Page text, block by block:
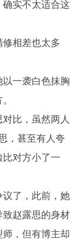
实不太适合这
相差也太多
一袭白色抹胸
比，虽然两人
，甚至有人夸
对方小了一
了，此前，她
赵露思的身材
，但有博主却